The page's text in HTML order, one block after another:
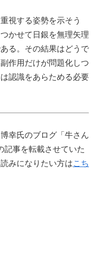
視する姿勢を示そう
かせて日銀を無理矢理
る。その結果はどうで
作用だけが問題化しつ
認識をあらためる必要
幸氏のブログ「牛さん
記事を転載させていた
みになりたい方はこち